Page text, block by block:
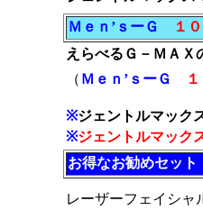
Ｍｅｎ’ｓーＧ
１
えらべるＧ－ＭＡＸ
（ Ｍｅｎ’ｓーＧ
※ジェントルマック
※ジェントルマック
お得なお勧めセッ
レーザーフェイシ